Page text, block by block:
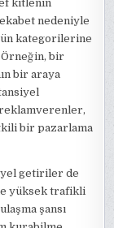
kitlenin
nedeniyle
kategorilerine
bir
bir araya
bir pazarlama
getiriler de
yüksek trafikli
şansı